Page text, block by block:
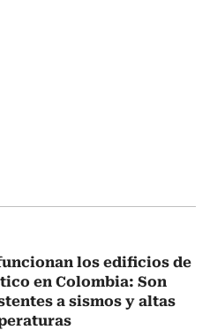
los edificios de
en Colombia: Son
a sismos y altas